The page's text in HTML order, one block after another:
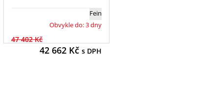
Fein
Obvykle do: 3 dny
47 402 Kč
42 662Kč s DPH